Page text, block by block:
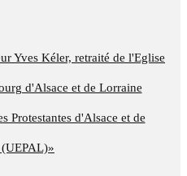
Yves Kéler, retraité de l'Eglise
d'Alsace et de Lorraine
Protestantes d'Alsace et de